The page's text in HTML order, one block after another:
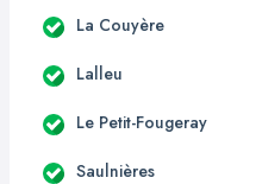
La Couyère
Lalleu
Le Petit-Fougeray
Saulnières